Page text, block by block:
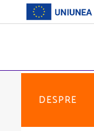
DESPRE